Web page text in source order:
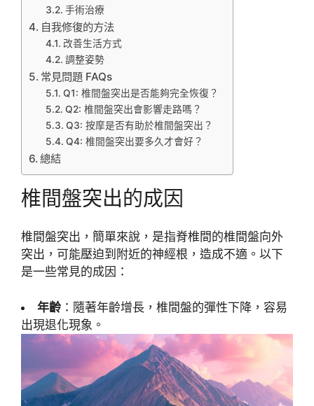
手術治療
自我修復的方法
改善生活方式
調整姿勢
常見問題 FAQs
Q1: 椎間盤突出是否能夠完全恢復？
Q2: 椎間盤突出會影響走路嗎？
Q3: 按摩是否有助於椎間盤突出？
Q4: 椎間盤突出要多久才會好？
總結
椎間盤突出的成因
椎間盤突出，簡單來說，是指脊椎間的椎間盤向外
突出，可能壓迫到附近的神經根，造成不適。以下
是一些常見的成因：
年齡 ：隨著年齡增長，椎間盤的彈性下降，容易
出現退化現象。